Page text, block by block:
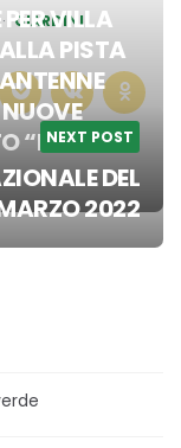
GIARDINIVILLA
PISTA
“LE CITTÀ
NEXT POST
DEL
2022